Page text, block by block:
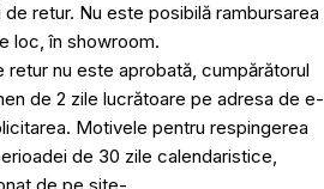
retur. Nu este posibilă rambursarea
loc, în showroom.
retur nu este aprobată, cumpărătorul
de 2 zile lucrătoare pe adresa de e-
Motivele pentru respingerea
de 30 zile calendaristice,